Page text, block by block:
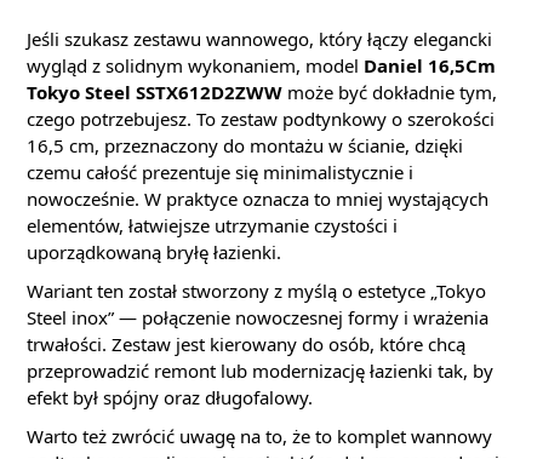
Jeśli szukasz zestawu wannowego, który łączy elegancki
wygląd z solidnym wykonaniem, model Daniel 16,5Cm
Tokyo Steel SSTX612D2ZWW może być dokładnie tym,
czego potrzebujesz. To zestaw podtynkowy o szerokości
16,5 cm, przeznaczony do montażu w ścianie, dzięki
czemu całość prezentuje się minimalistycznie i
nowocześnie. W praktyce oznacza to mniej wystających
elementów, łatwiejsze utrzymanie czystości i
uporządkowaną bryłę łazienki.
Wariant ten został stworzony z myślą o estetyce „Tokyo
Steel inox” — połączenie nowoczesnej formy i wrażenia
trwałości. Zestaw jest kierowany do osób, które chcą
przeprowadzić remont lub modernizację łazienki tak, by
efekt był spójny oraz długofalowy.
Warto też zwrócić uwagę na to, że to komplet wannowy